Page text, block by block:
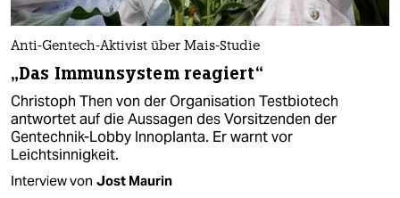
Anti-Gentech-Aktivist über Mais-Studie
„Das Immunsystem reagiert“
Christoph Then von der Organisation Testbiotech
antwortet auf die Aussagen des Vorsitzenden der
Gentechnik-Lobby Innoplanta. Er warnt vor
Leichtsinnigkeit.
Interview von Jost Maurin